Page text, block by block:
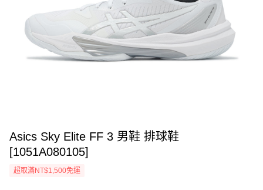
Asics Sky Elite FF 3 男鞋 排球鞋
[1051A080105]
超取滿NT$1,500免運